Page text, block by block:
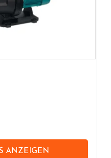
ANZEIGEN